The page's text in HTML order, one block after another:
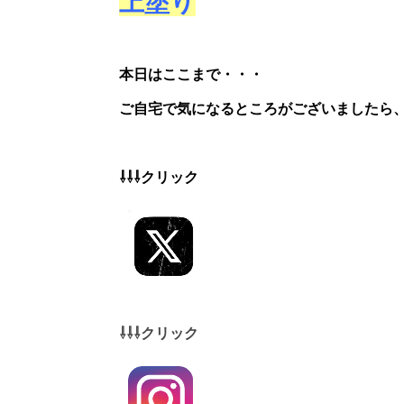
本日はここまで・・・
ご自宅で気になるところがございましたら
⇩⇩⇩クリック
⇩⇩⇩クリック